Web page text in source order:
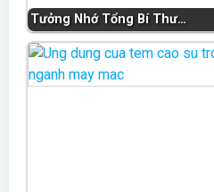
Tưởng Nhớ Tổng Bí Thư…